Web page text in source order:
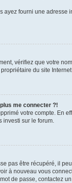
ayez fourni une
vérifiez que votre
du site
me connecter ?!
votre compte. En
investi sur le forum.
pas être récupéré, il
à nouveau vous
de passe, contactez